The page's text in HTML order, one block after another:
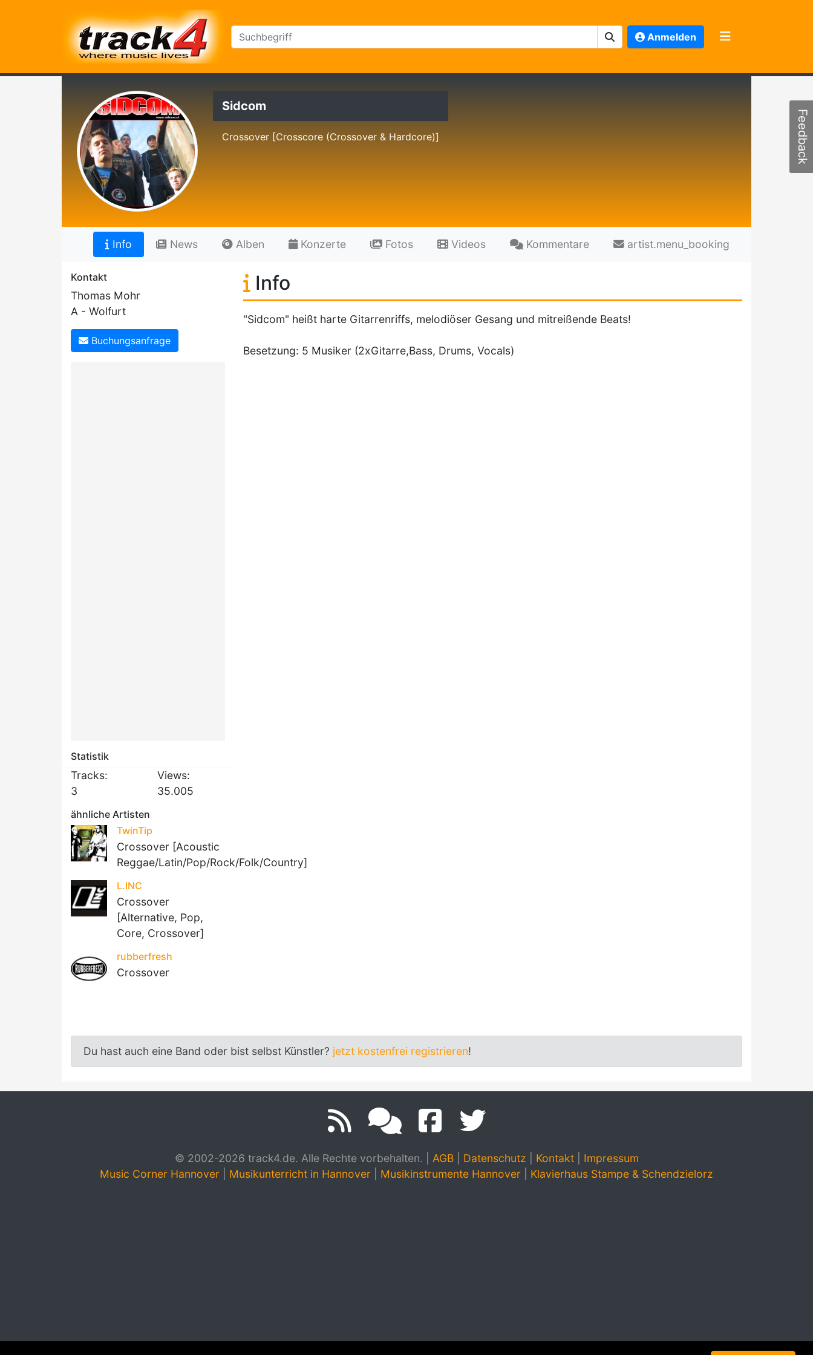
Anmelden
Sidcom
Crossover [Crosscore (Crossover & Hardcore)]
Info News Alben Konzerte Fotos Videos Kommentare artist.menu_booking
Kontakt
Thomas Mohr
A - Wolfurt
Buchungsanfrage
Statistik
Tracks:
3
Views:
35.005
ähnliche Artisten
TwinTip
Crossover [Acoustic
Reggae/Latin/Pop/Rock/Folk/Country]
L.INC
Crossover
[Alternative, Pop,
Core, Crossover]
rubberfresh
Crossover
Info
"Sidcom" heißt harte Gitarrenriffs, melodiöser Gesang und mitreißende Beats!
Besetzung: 5 Musiker (2xGitarre,Bass, Drums, Vocals)
Du hast auch eine Band oder bist selbst Künstler? jetzt kostenfrei registrieren!
© 2002-2026 track4.de. Alle Rechte vorbehalten. AGB| Datenschutz Kontakt| Impressum
Music Corner Hannover
Musikunterricht in Hannover Musikinstrumente Hannover Klavierhaus Stampe & Schendzielorz
Feedback